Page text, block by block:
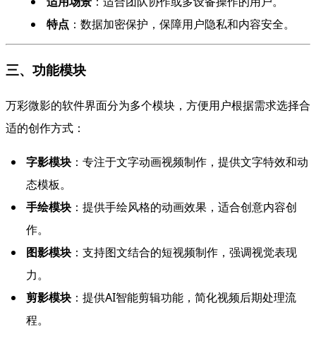
特点 ：数据加密保护，保障用户隐私和内容安全。
三、功能模块
万彩微影的软件界面分为多个模块，方便用户根据需求选择合
适的创作方式：
字影模块：专注于文字动画视频制作，提供文字特效和动
态模板。
手绘模块：提供手绘风格的动画效果，适合创意内容创
作。
图影模块：支持图文结合的短视频制作，强调视觉表现
力。
剪影模块：提供AI智能剪辑功能，简化视频后期处理流
程。